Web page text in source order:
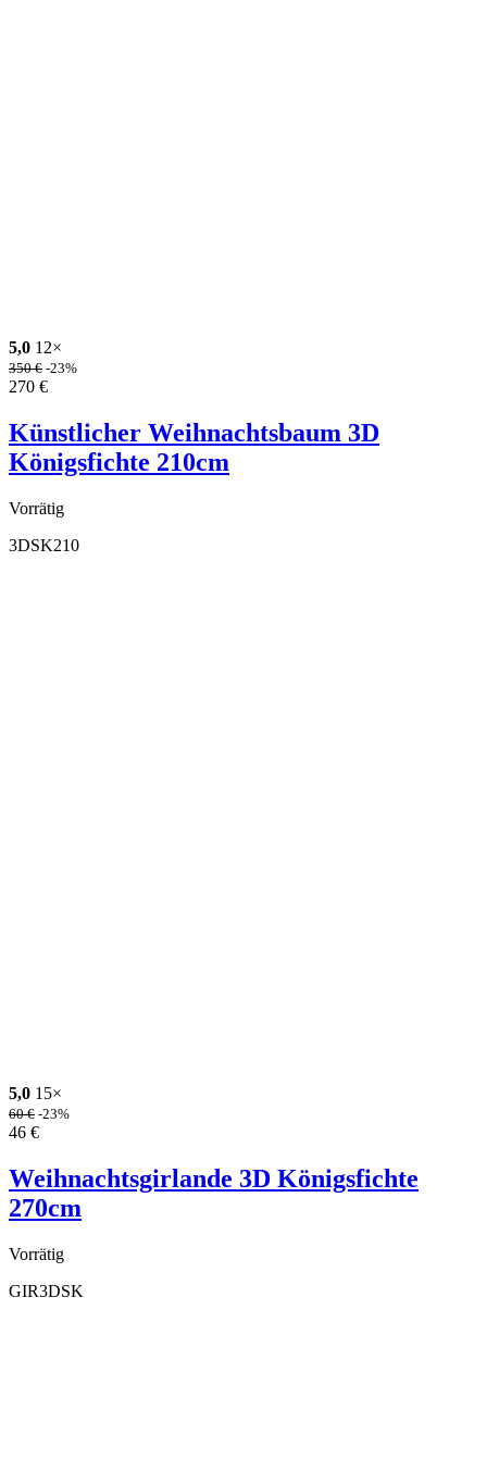
5,0 12×
350€ -23%
270 €
Künstlicher Weihnachtsbaum 3D
Königsfichte 210cm
Vorrätig
3DSK210
5,0 15×
60€ -23%
46 €
Weihnachtsgirlande 3D Königsfichte
270cm
Vorrätig
GIR3DSK